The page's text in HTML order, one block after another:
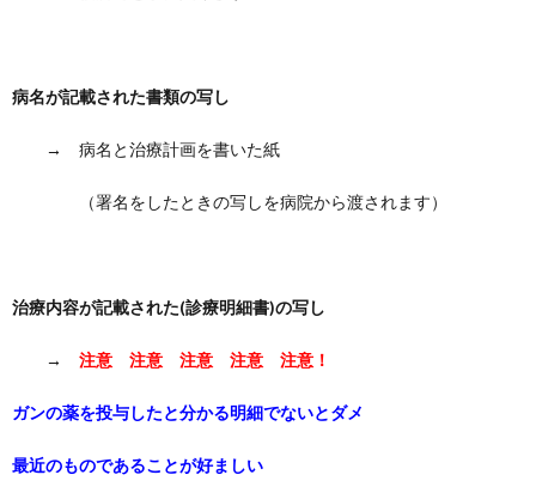
病名が記載された書類の写し
→ 病名と治療計画を書いた紙
（署名をしたときの写しを病院から渡されます）
治療内容が記載された(診療明細書)の写し
→ 注意 注意 注意 注意 注意！
ガンの薬を投与したと分かる明細でないとダメ
最近のものであることが好ましい